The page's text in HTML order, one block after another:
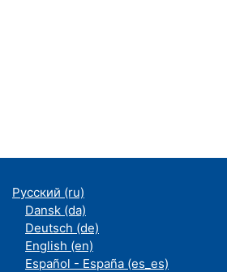
Русский ‎(ru)‎
Dansk ‎(da)‎
Deutsch ‎(de)‎
English ‎(en)‎
Español - España ‎(es_es)‎